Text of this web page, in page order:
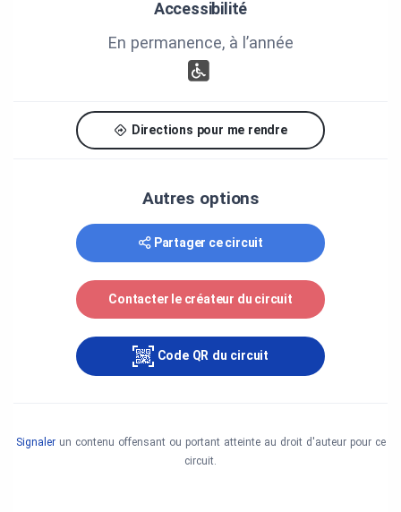
Accessibilité
En permanence, à l’année
Directions pour me rendre
Autres options
Partager ce circuit
Contacter le créateur du circuit
Code QR du circuit
Signalerun contenu offensant ou portant atteinte au droit d'auteur pour ce
circuit.